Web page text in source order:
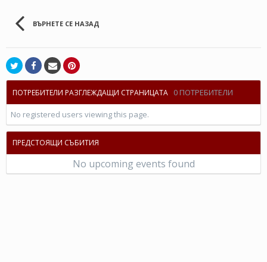
ВЪРНЕТЕ СЕ НАЗАД
ПОТРЕБИТЕЛИ РАЗГЛЕЖДАЩИ СТРАНИЦАТА 0 ПОТРЕБИТЕЛИ
No registered users viewing this page.
ПРЕДСТОЯЩИ СЪБИТИЯ
No upcoming events found